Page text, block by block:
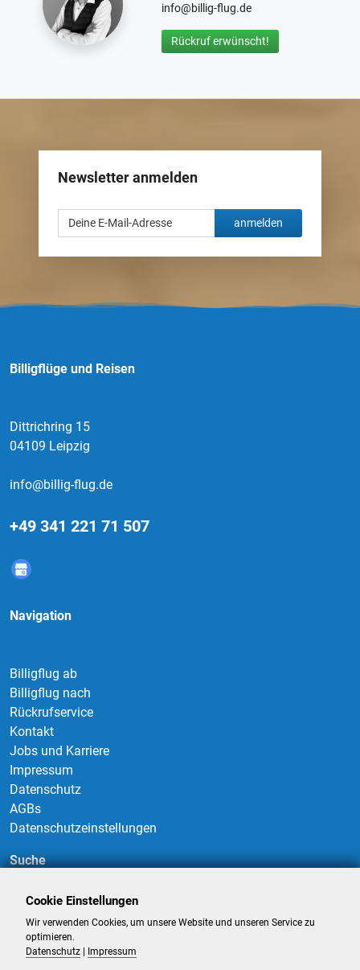
info@billig-flug.de
Rückruf erwünscht!
Newsletter anmelden
anmelden
Billigflüge und Reisen
Dittrichring 15
04109 Leipzig
info@billig-flug.de
+49 341 221 71 507
Navigation
Billigflug ab
Billigflug nach
Rückrufservice
Kontakt
Jobs und Karriere
Impressum
Datenschutz
AGBs
Datenschutzeinstellungen
Suche
Suchen
Cookie Einstellungen
Wir verwenden Cookies, um unsere Website und unseren Service zu
optimieren.
Datenschutz
Impressum